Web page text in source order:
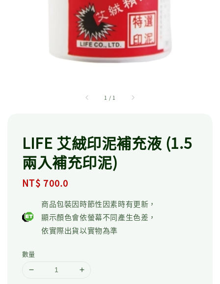
1 / 1
LIFE 艾絨印泥補充液 (1.5
兩入補充印泥)
Regular
NT$ 700.0
商品包裝因時節性因素時有更新，
顯示顏色會依螢幕不同產生色差，
依實際出貨以實物為準
數量